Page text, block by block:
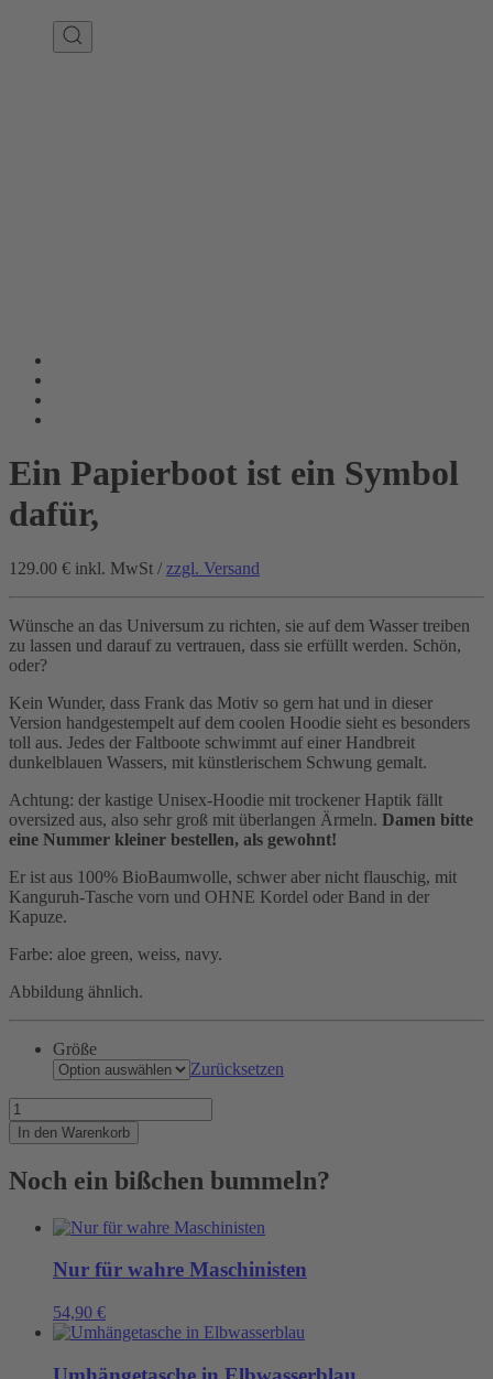
Ein Papierboot ist ein Symbol
dafür,
129.00 € inkl. MwSt / zzgl. Versand
Wünsche an das Universum zu richten, sie auf dem Wasser treiben
zu lassen und darauf zu vertrauen, dass sie erfüllt werden. Schön,
oder?
Kein Wunder, dass Frank das Motiv so gern hat und in dieser
Version handgestempelt auf dem coolen Hoodie sieht es besonders
toll aus. Jedes der Faltboote schwimmt auf einer Handbreit
dunkelblauen Wassers, mit künstlerischem Schwung gemalt.
Achtung: der kastige Unisex-Hoodie mit trockener Haptik fällt
oversized aus, also sehr groß mit überlangen Ärmeln. Damen bitte
eine Nummer kleiner bestellen, als gewohnt!
Er ist aus 100% BioBaumwolle, schwer aber nicht flauschig, mit
Kanguruh-Tasche vorn und OHNE Kordel oder Band in der
Kapuze.
Farbe: aloe green, weiss, navy.
Abbildung ähnlich.
Größe
Zurücksetzen
Ein
Papierboot
ist
Symbol
Menge
In den Warenkorb
Noch ein bißchen bummeln?
Nur für wahre Maschinisten
54,90 €